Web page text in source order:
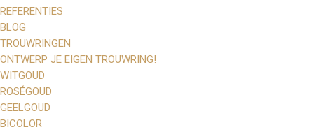
REFERENTIES
BLOG
TROUWRINGEN
ONTWERP JE EIGEN TROUWRING!
WITGOUD
ROSÉGOUD
GEELGOUD
BICOLOR